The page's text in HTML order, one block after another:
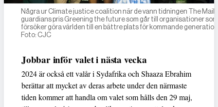
Några ur Climate justice coalition när de vann tidningen The Mail
guardians pris Greening the future som går till organisationer som
försöker göra världen till en bättre plats för kommande
Foto: CJC
Jobbar inför valet i nästa vecka
2024 är också ett valår i Sydafrika och Shaaza Ebrahim
berättar att mycket av deras arbete under den närmaste
tiden kommer att handla om valet som hålls den 29 maj,